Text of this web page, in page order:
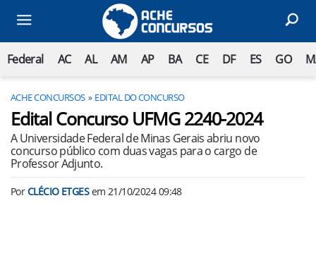
Federal AC AL AM AP BA CE DF ES GO
ACHE CONCURSOS EDITAL DO CONCURSO
Edital Concurso UFMG 2240-2024
A Universidade Federal de Minas Gerais abriu novo
concurso público com duas vagas para o cargo de
Professor Adjunto.
PorCLÉCIO ETGESem 21/10/2024 09:48